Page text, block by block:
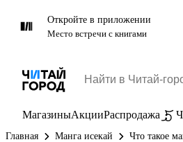
Откройте в приложении
Место встречи с книгами
МагазиныАкцииРаспродажа
Главная Манга исекай Что такое